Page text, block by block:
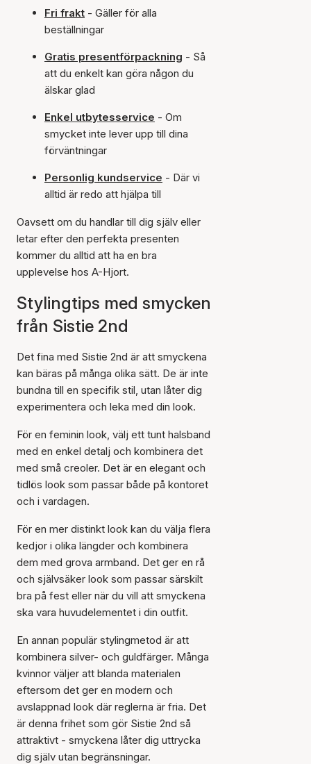
Fri frakt - Gäller för alla
beställningar
Gratis presentförpackning - Så
att du enkelt kan göra någon du
älskar glad
Enkel utbytesservice - Om
smycket inte lever upp till dina
förväntningar
Personlig kundservice - Där vi
alltid är redo att hjälpa till
Oavsett om du handlar till dig själv eller
letar efter den perfekta presenten
kommer du alltid att ha en bra
upplevelse hos A-Hjort.
Stylingtips med smycken
från Sistie 2nd
Det fina med Sistie 2nd är att smyckena
kan bäras på många olika sätt. De är inte
bundna till en specifik stil, utan låter dig
experimentera och leka med din look.
För en feminin look, välj ett tunt halsband
med en enkel detalj och kombinera det
med små creoler. Det är en elegant och
tidlös look som passar både på kontoret
och i vardagen.
För en mer distinkt look kan du välja flera
kedjor i olika längder och kombinera
dem med grova armband. Det ger en rå
och självsäker look som passar särskilt
bra på fest eller när du vill att smyckena
ska vara huvudelementet i din outfit.
En annan populär stylingmetod är att
kombinera silver- och guldfärger. Många
kvinnor väljer att blanda materialen
eftersom det ger en modern och
avslappnad look där reglerna är fria. Det
är denna frihet som gör Sistie 2nd så
attraktivt - smyckena låter dig uttrycka
dig själv utan begränsningar.